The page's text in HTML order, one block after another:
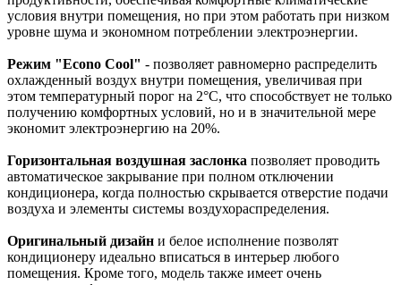
условия внутри помещения, но при этом работать при низком
уровне шума и экономном потреблении электроэнергии.
Режим "Econo Cool" - позволяет равномерно распределить
охлажденный воздух внутри помещения, увеличивая при
этом температурный порог на 2°C, что способствует не только
получению комфортных условий, но и в значительной мере
экономит электроэнергию на 20%.
Горизонтальная воздушная заслонка позволяет проводить
автоматическое закрывание при полном отключении
кондиционера, когда полностью скрывается отверстие подачи
воздуха и элементы системы воздухораспределения.
Оригинальный дизайн и белое исполнение позволят
кондиционеру идеально вписаться в интерьер любого
помещения. Кроме того, модель также имеет очень